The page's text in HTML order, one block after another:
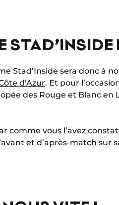
Stad’Inside sera donc à
d’Azur. Et pour
des Rouge et Blanc
comme vous l’avez
et d’après-match sur